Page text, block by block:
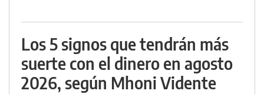
Los 5 signos que tendrán más
suerte con el dinero en agosto
2026, según Mhoni Vidente